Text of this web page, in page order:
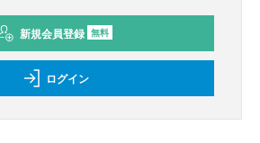
新規会員登録 無料
ログイン